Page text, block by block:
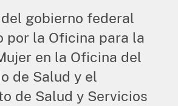
gobierno federal
por la Oficina para la
en la Oficina del
de Salud y el
de Salud y Servicios